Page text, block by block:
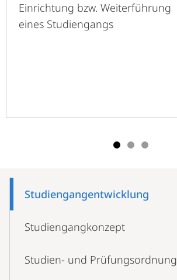
Einrichtung bzw. Weiterführung
eines Studiengangs
NavigationStudiengang­entwicklung
Studiengangkonzept
Studien- und Prüfungsordnung